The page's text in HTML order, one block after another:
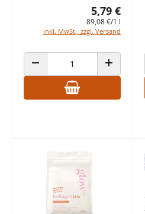
5,79 €
89,08 €/1 l
inkl. MwSt., zzgl. Versand
ANZAHL VERRINGERN ANZAHL